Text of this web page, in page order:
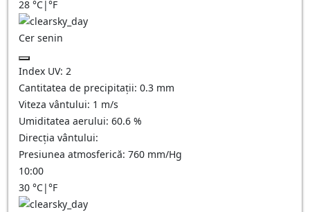
28 °C|°F
Cer senin
Index UV: 2
Cantitatea de precipitații: 0.3 mm
Viteza vântului: 1 m/s
Umiditatea aerului: 60.6 %
Direcția vântului:
Presiunea atmosferică: 760 mm/Hg
10:00
30 °C|°F